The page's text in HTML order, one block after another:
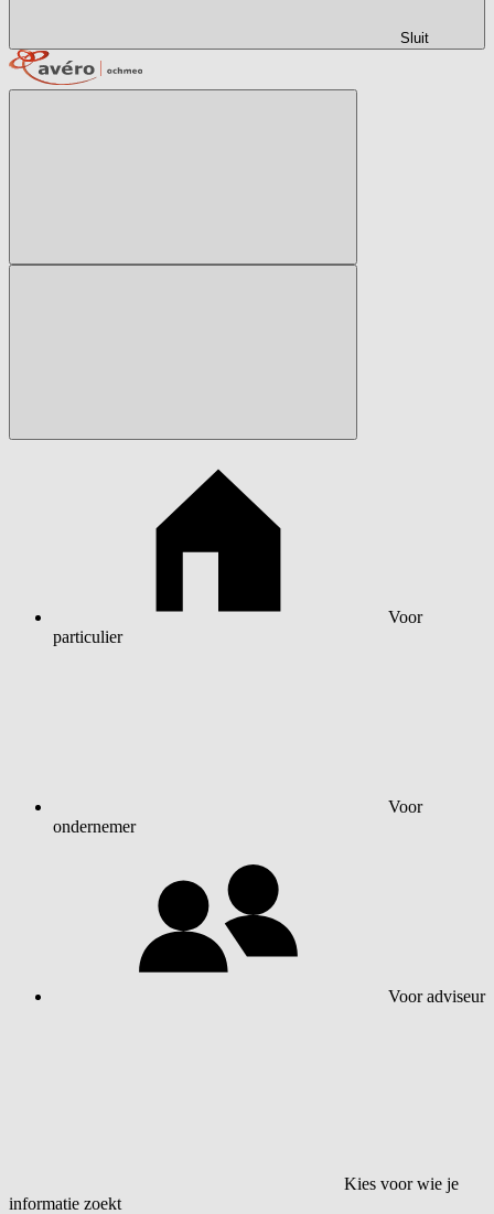
Sluit
Voor
particulier
Voor
ondernemer
Voor adviseur
Kies voor wie je
informatie zoekt